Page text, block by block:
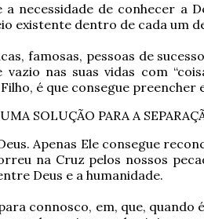
necessidade de conhecer a
existente dentro de cada um
famosas, pessoas de
nas suas vidas com
é que consegue preencher
SOLUÇÃO PARA A
Apenas Ele consegue
na Cruz pelos nossos
Deus e a humanidade.
connosco, em, que,